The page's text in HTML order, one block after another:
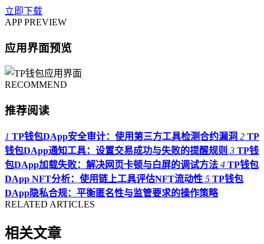
立即下载
APP PREVIEW
应用界面预览
RECOMMEND
推荐阅读
1 TP钱包DApp安全审计：使用第三方工具检测合约漏洞 2 TP
钱包DApp通知工具：设置交易成功与失败的提醒规则 3 TP钱
包DApp加载失败：解决网页卡顿与白屏的调试方法 4 TP钱包
DApp NFT分析：使用链上工具评估NFT流动性 5 TP钱包
DApp隐私合规：平衡匿名性与监管要求的操作策略
RELATED ARTICLES
相关文章